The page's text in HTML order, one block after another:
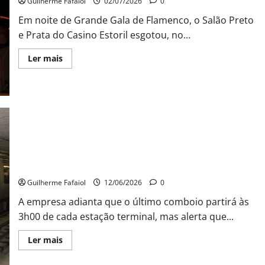
Em noite de Grande Gala de Flamenco, o Salão Preto
e Prata do Casino Estoril esgotou, no...
Ler maisLeia
mais
Poder
Subtil”
no
Casino
Estoril
Guilherme Fafaiol 12/06/2026 0
A empresa adianta que o último comboio partirá às
3h00 de cada estação terminal, mas alerta que...
Ler maisLeia
mais